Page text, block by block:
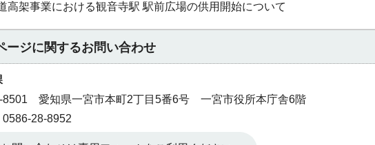
高架事業における観音寺駅 駅前広場の供用開始について
ージに関するお問い合わせ
8501 愛知県一宮市本町2丁目5番6号 一宮市役所本庁舎6階
0586-28-8952